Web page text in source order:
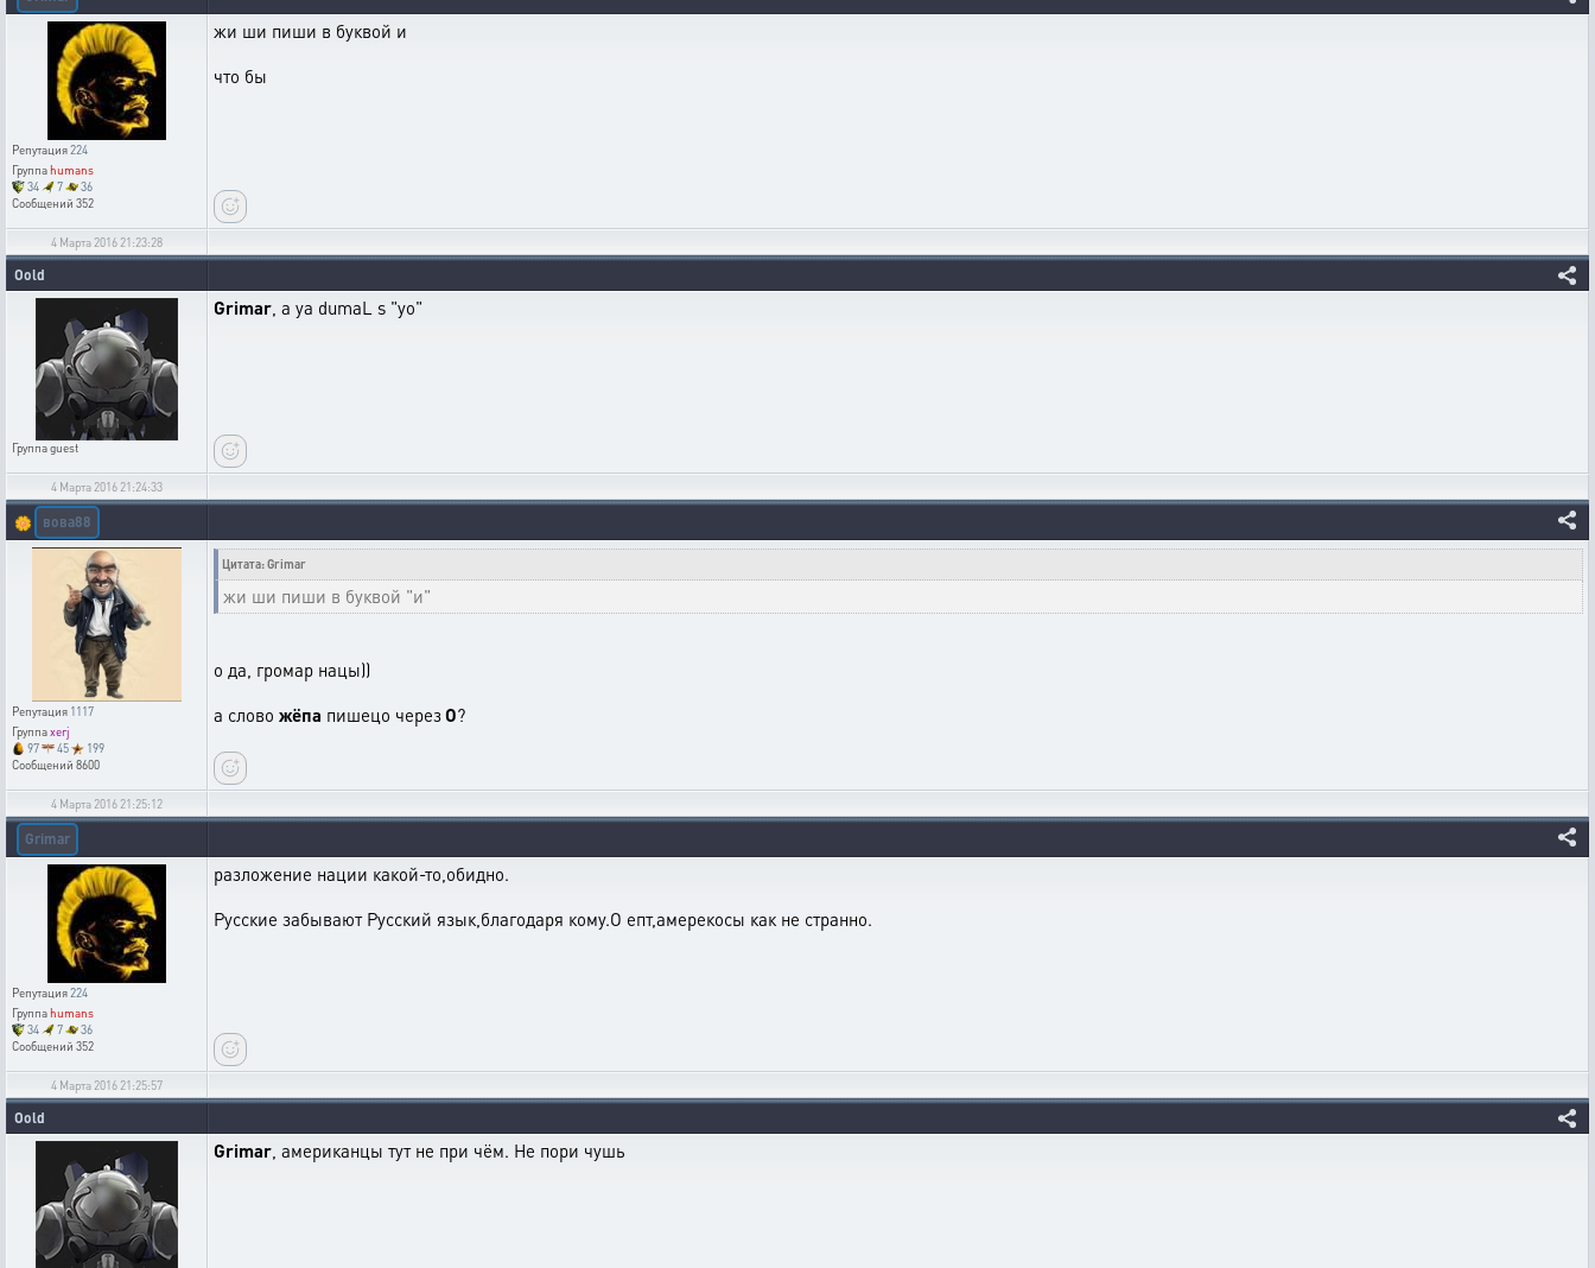
Репутация224
Группаhumans
34
7
36
Сообщений 352
жи ши пиши в буквой и
что бы
4 Марта 2016 21:23:28
Oold
Группаguest
Grimar, a ya dumaL s "yo"
4 Марта 2016 21:24:33
🌼 вова88
Репутация 1117
Группаxerj
97
45
199
Сообщений 8600
Цитата: Grimar
жи ши пиши в буквой "и"
о да, громар нацы))
а слово жёпа пишецо черезО?
4 Марта 2016 21:25:12
Grimar
Репутация224
Группаhumans
34
7
36
Сообщений 352
разложение нации какой-то,обидно.
Русские забывают Русский язык,благодаря кому.О епт,амерекосы как не странно.
4 Марта 2016 21:25:57
Oold
Grimar, американцы тут не при чём. Не пори чушь